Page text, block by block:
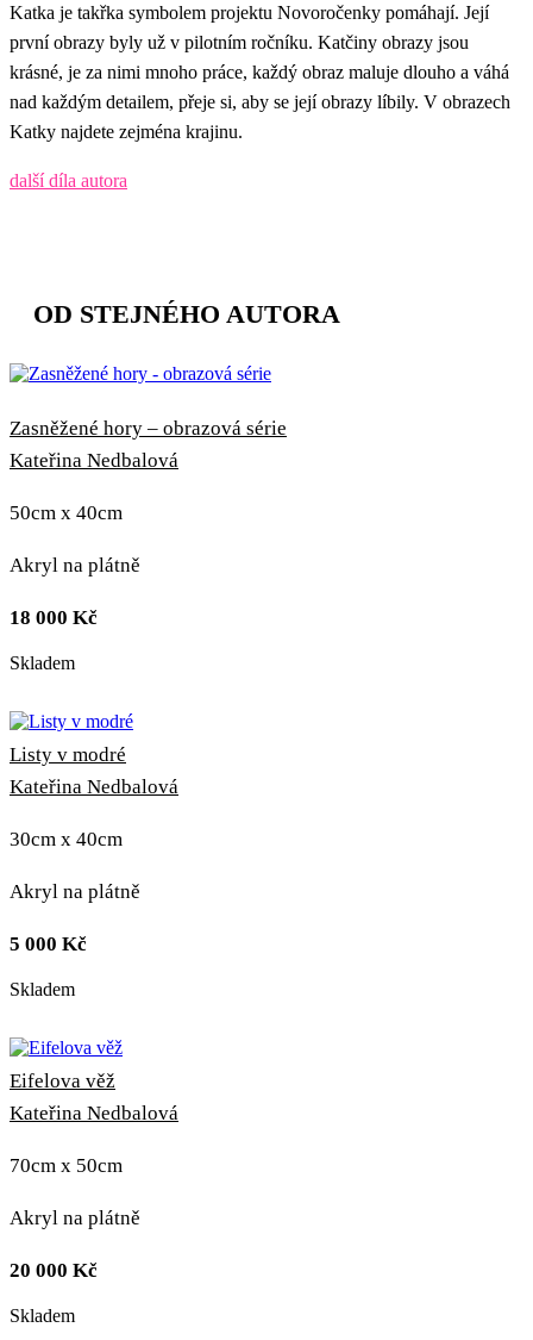
Katka je takřka symbolem projektu Novoročenky pomáhají. Její
první obrazy byly už v pilotním ročníku. Katčiny obrazy jsou
krásné, je za nimi mnoho práce, každý obraz maluje dlouho a váhá
nad každým detailem, přeje si, aby se její obrazy líbily. V obrazech
Katky najdete zejména krajinu.
další díla autora
OD STEJNÉHO AUTORA
Zasněžené hory – obrazová série
Kateřina Nedbalová
50cm x 40cm
Akryl na plátně
18 000 Kč
Skladem
Listy v modré
Kateřina Nedbalová
30cm x 40cm
Akryl na plátně
5 000 Kč
Skladem
Eifelova věž
Kateřina Nedbalová
70cm x 50cm
Akryl na plátně
20 000 Kč
Skladem